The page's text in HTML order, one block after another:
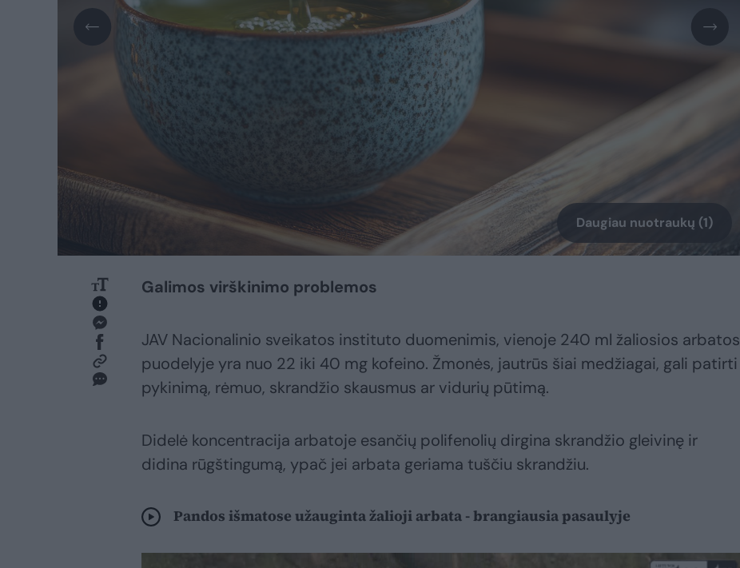
Daugiau nuotraukų (1)
Galimos virškinimo problemos
JAV Nacionalinio sveikatos instituto duomenimis, vienoje 240 ml žaliosios arbatos
puodelyje yra nuo 22 iki 40 mg kofeino. Žmonės, jautrūs šiai medžiagai, gali patirti
pykinimą, rėmuo, skrandžio skausmus ar vidurių pūtimą.
Didelė koncentracija arbatoje esančių polifenolių dirgina skrandžio gleivinę ir
didina rūgštingumą, ypač jei arbata geriama tuščiu skrandžiu.
Pandos išmatose užauginta žalioji arbata - brangiausia pasaulyje